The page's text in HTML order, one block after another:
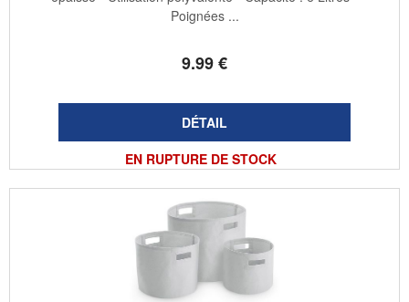
9.99€
EN RUPTURE DE STOCK
Poignées ...